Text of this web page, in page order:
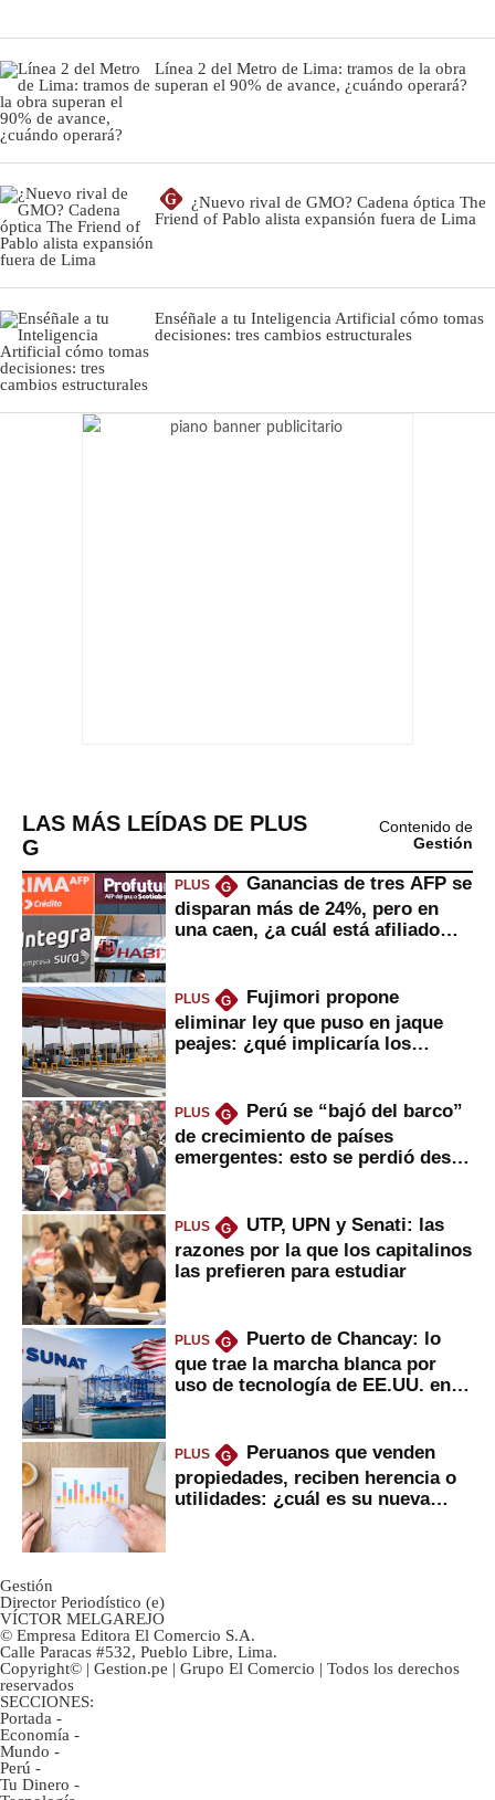
Línea 2 del Metro de Lima: tramos de la obra
superan el 90% de avance, ¿cuándo operará?
G
¿Nuevo rival de GMO? Cadena óptica The
Friend of Pablo alista expansión fuera de Lima
Enséñale a tu Inteligencia Artificial cómo tomas
decisiones: tres cambios estructurales
LAS MÁS LEÍDAS DE PLUS
G
Contenido de
Gestión
PLUS G
Ganancias de tres AFP se
disparan más de 24%, pero en
una caen, ¿a cuál está afiliado
PLUS G
Fujimori propone
eliminar ley que puso en jaque
peajes: ¿qué implicaría los
PLUS G
Perú se “bajó del barco”
de crecimiento de países
emergentes: esto se perdió desde
PLUS G
UTP, UPN y Senati: las
razones por la que los capitalinos
las prefieren para estudiar
PLUS G
Puerto de Chancay: lo
que trae la marcha blanca por
uso de tecnología de EE.UU. en
PLUS G
Peruanos que venden
propiedades, reciben herencia o
utilidades: ¿cuál es su nueva
Gestión
Director Periodístico (e)
VÍCTOR MELGAREJO
© Empresa Editora El Comercio S.A.
Calle Paracas #532, Pueblo Libre, Lima.
Copyright© | Gestion.pe | Grupo El Comercio | Todos los derechos
reservados
SECCIONES:
Portada -
Economía -
Mundo -
Perú -
Tu Dinero -